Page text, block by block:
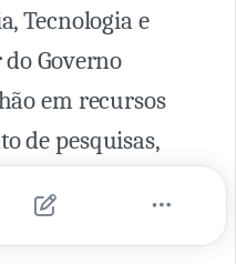
Tecnologia e
Governo
em recursos
de pesquisas,
e